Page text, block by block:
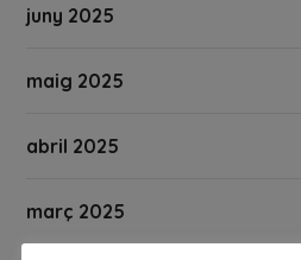
juny 2025
maig 2025
abril 2025
març 2025